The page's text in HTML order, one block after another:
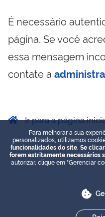
É necessário
página. Se você
essa mensagem
contate a
Ir para a página
Para melhorar a sua
personalizados, utilizamos
funcionalidades do site. Se
forem estritamente necessários
autorizar, clique em "Gerenciar